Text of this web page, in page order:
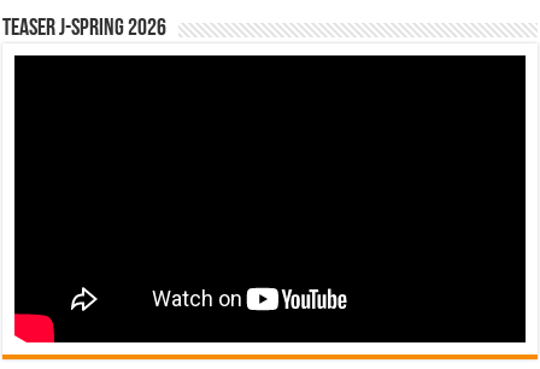
Teaser J-Spring 2026